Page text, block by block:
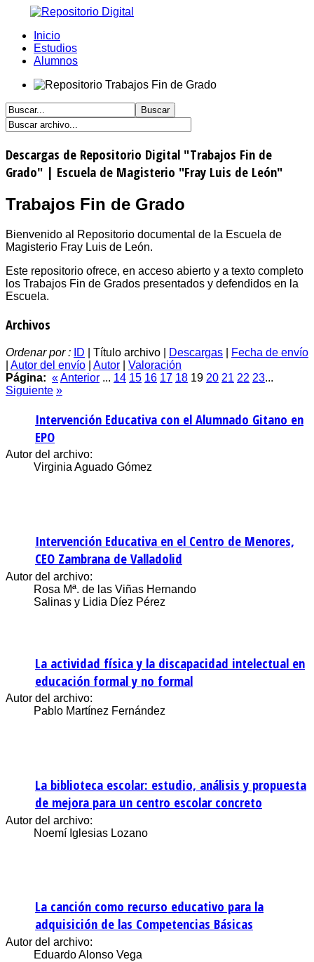
Inicio
Estudios
Alumnos
Descargas de Repositorio Digital "Trabajos Fin de
Grado" | Escuela de Magisterio "Fray Luis de León"
Trabajos Fin de Grado
Bienvenido al Repositorio documental de la Escuela de
Magisterio Fray Luis de León.
Este repositorio ofrece, en acceso abierto y a texto completo
los Trabajos Fin de Grados presentados y defendidos en la
Escuela.
Archivos
Ordenar por : ID | Título archivo | Descargas
Fecha de envío
Autor del envío Autor
Valoración
Página: «Anterior ... 14 15 16 17 18 19 20 21 22 23...
Siguiente »
Intervención Educativa con el Alumnado Gitano en
EPO
Autor del archivo:
Virginia Aguado Gómez
Intervención Educativa en el Centro de Menores,
CEO Zambrana de Valladolid
Autor del archivo:
Rosa Mª. de las Viñas Hernando
Salinas y Lidia Díez Pérez
La actividad física y la discapacidad intelectual en
educación formal y no formal
Autor del archivo:
Pablo Martínez Fernández
La biblioteca escolar: estudio, análisis y propuesta
de mejora para un centro escolar concreto
Autor del archivo:
Noemí Iglesias Lozano
La canción como recurso educativo para la
adquisición de las Competencias Básicas
Autor del archivo:
Eduardo Alonso Vega